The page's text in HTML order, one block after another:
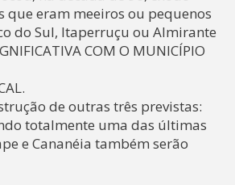
eram meeiros ou pequenos
do Sul, Itaperruçu ou Almirante
COM O MUNICÍPIO
de outras três previstas:
totalmente uma das últimas
e Cananéia também serão